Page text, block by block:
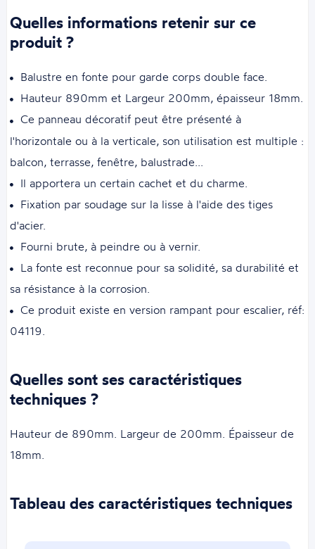
Quelles informations retenir sur ce
produit ?
Balustre en fonte pour garde corps double face.
Hauteur 890mm et Largeur 200mm, épaisseur 18mm.
Ce panneau décoratif peut être présenté à
l'horizontale ou à la verticale, son utilisation est multiple :
balcon, terrasse, fenêtre, balustrade...
Il apportera un certain cachet et du charme.
Fixation par soudage sur la lisse à l'aide des tiges
d'acier.
Fourni brute, à peindre ou à vernir.
La fonte est reconnue pour sa solidité, sa durabilité et
sa résistance à la corrosion.
Ce produit existe en version rampant pour escalier, réf:
04119.
Quelles sont ses caractéristiques
techniques ?
Hauteur de 890mm. Largeur de 200mm. Épaisseur de
18mm.
Tableau des caractéristiques techniques